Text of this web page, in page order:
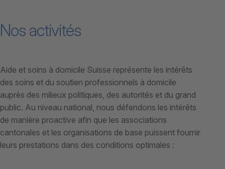
Nos activités
Aide et soins à domicile Suisse représente les intérêts
des soins et du soutien professionnels à domicile
auprès des milieux politiques, des autorités et du grand
public. Au niveau national, nous défendons les intérêts
de manière proactive afin que les associations
cantonales et les organisations de base puissent fournir
leurs prestations dans des conditions optimales :